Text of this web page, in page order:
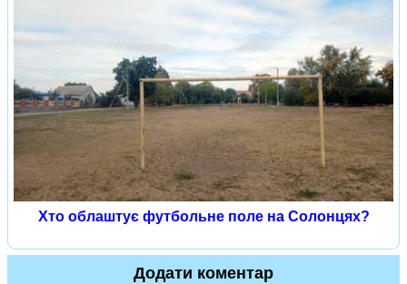
Хто облаштує футбольне поле на Солонцях?
Додати коментар